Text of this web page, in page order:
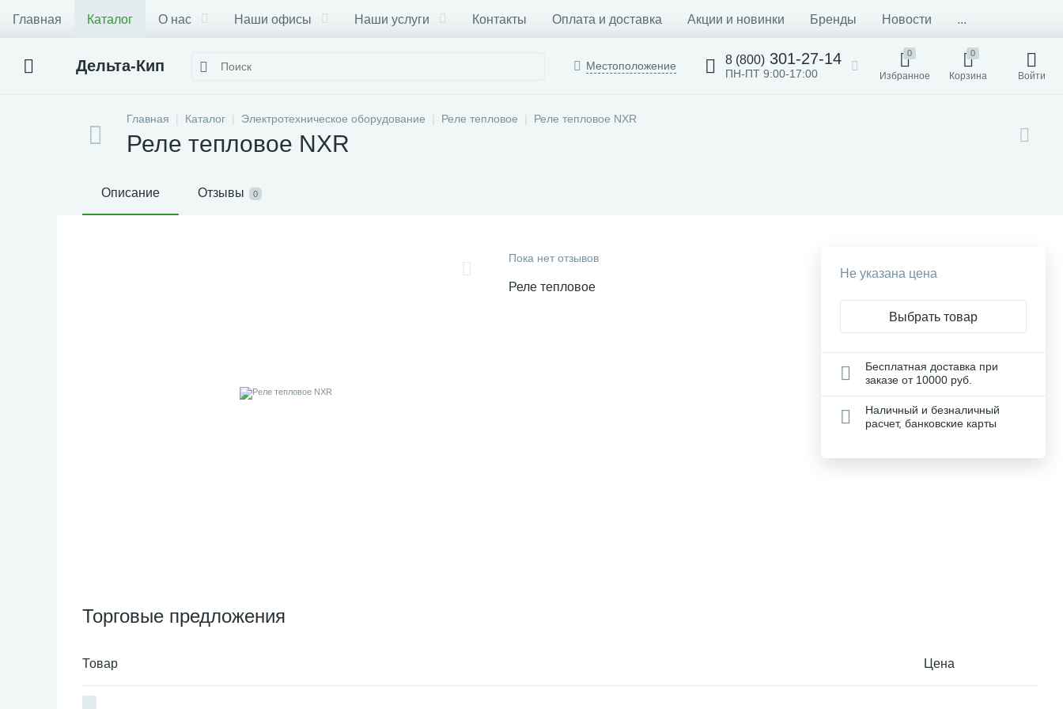
Главная Каталог О нас Наши офисы Наши услуги Контакты Оплата и доставка Акции и новинки Бренды Новости ...
Дельта-Кип Местоположение 8 (800) 301-27-14
ПН-ПТ 9:00-17:00
0
Избранное
0
Корзина Войти
Главная Каталог Электротехническое оборудование Реле тепловое Реле тепловое NXR
Реле тепловое NXR
Описание Отзывы 0
Пока нет отзывов
Реле тепловое
Торговые предложения
Товар Цена
Не указана цена
Выбрать товар
Бесплатная доставка при
заказе от 10000 руб.
Наличный и безналичный
расчет, банковские карты